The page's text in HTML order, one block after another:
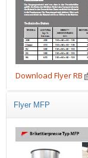
Download Flyer RB
Flyer MFP